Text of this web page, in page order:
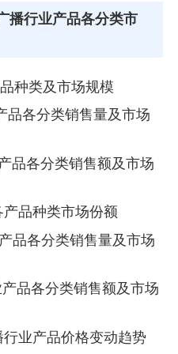
播行业产品各分类市
种类及市场规模
品各分类销售量及市场
品各分类销售额及市场
品种类市场份额
品各分类销售量及市场
品各分类销售额及市场
业产品价格变动趋势